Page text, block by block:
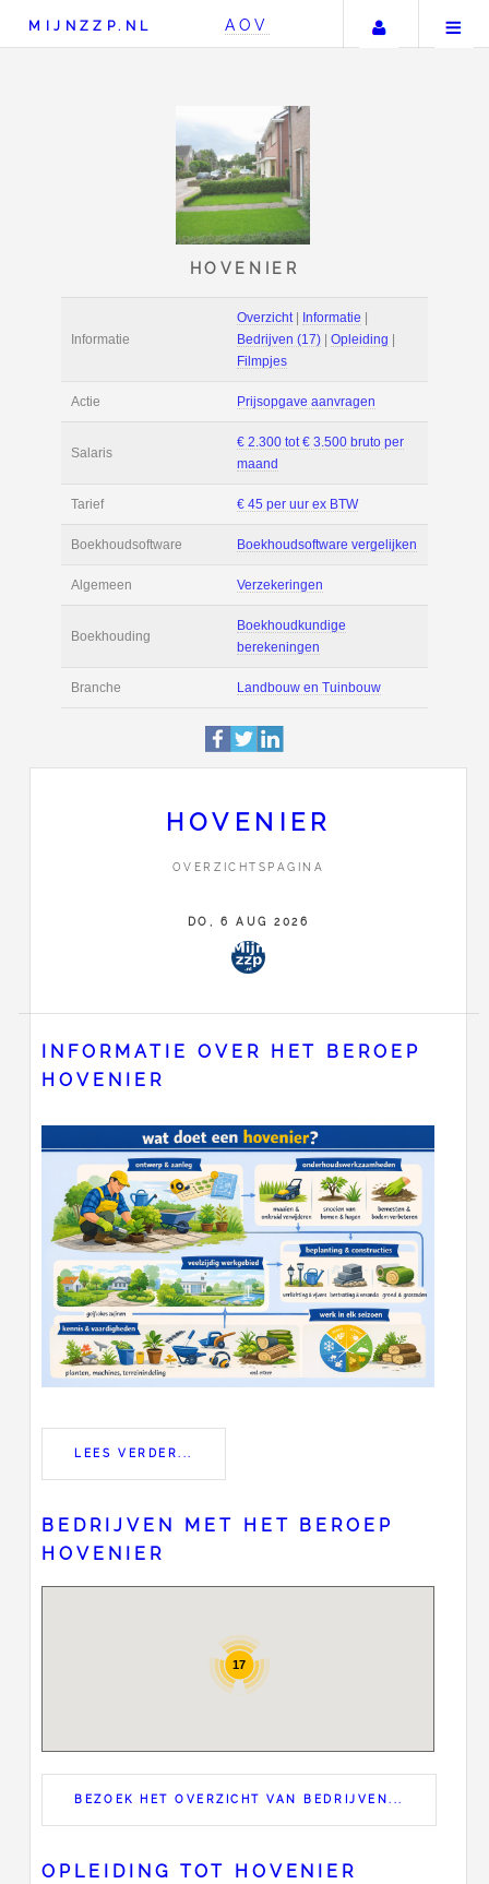
MIJNZZP.NL AOV Uw
HOVENIER
Overzicht
Filmpjes
Prijsopgave
Salaris
€ 45 per uur ex
Boekhoudsoftware
AlgemeenHOVENIER
OVERZICHTSPAGINA
DO, 6 AUG 2026
INFORMATIE OVER HET BEROEP
HOVENIER
LEES VERDER...
BEDRIJVEN MET HET BEROEP
HOVENIER
17
BEZOEK HET OVERZICHT VAN BEDRIJVEN...
OPLEIDING TOT HOVENIER